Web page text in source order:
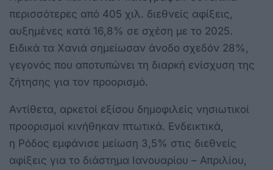
περισσότερες από 405 χιλ. διεθνείς αφίξεις,
αυξημένες κατά 16,8% σε σχέση με το 2025.
Ειδικά τα Χανιά σημείωσαν άνοδο σχεδόν 28%,
γεγονός που αποτυπώνει τη διαρκή ενίσχυση της
ζήτησης για τον προορισμό.
Αντίθετα, αρκετοί εξίσου δημοφιλείς νησιωτικοί
προορισμοί κινήθηκαν πτωτικά. Ενδεικτικά,
η Ρόδος εμφάνισε μείωση 3,5% στις διεθνείς
αφίξεις για το διάστημα Ιανουαρίου – Απριλίου,